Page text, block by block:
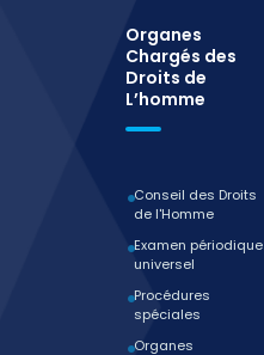
Organes
Chargés des
Droits de
L’homme
Conseil des Droits
de l'Homme
Examen périodique
universel
Procédures
spéciales
Organes